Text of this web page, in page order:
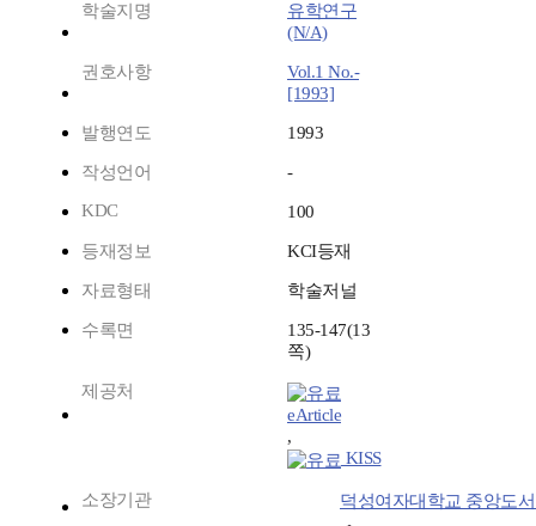
학술지명
유학연구
(N/A)
권호사항
Vol.1 No.-
[1993]
발행연도 1993
작성언어
-
KDC
100
등재정보 KCI등재
자료형태 학술저널
수록면
135-147(13
쪽)
제공처
eArticle
,
KISS
소장기관 덕성여자대학교 중앙도